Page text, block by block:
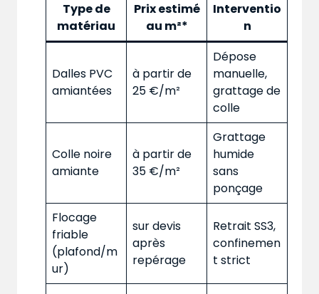
Type de
matériau
Prix estimé
au m²*
Interventio
n
Dalles PVC
amiantées
à partir de
25 €/m²
Dépose
manuelle,
grattage de
colle
Colle noire
amiante
à partir de
35 €/m²
Grattage
humide
sans
ponçage
Flocage
friable
(plafond/m
ur)
sur devis
après
repérage
Retrait SS3,
confinemen
t strict